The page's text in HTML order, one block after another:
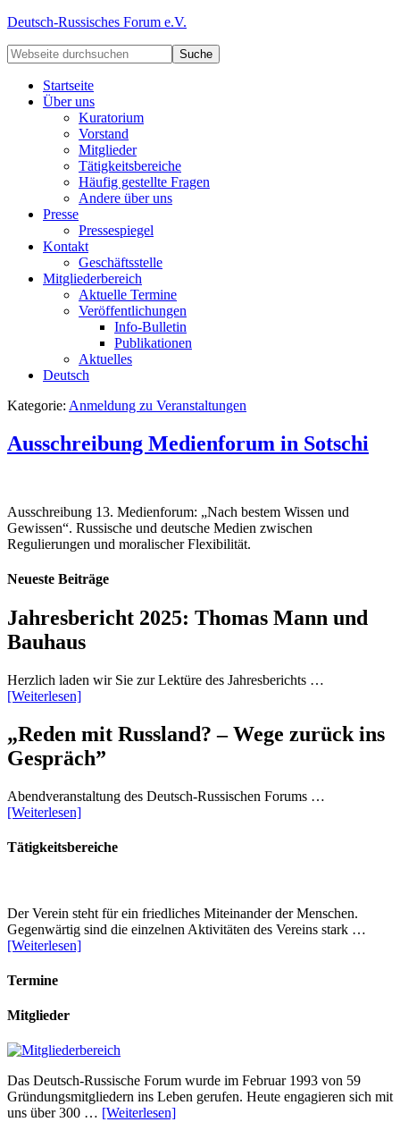
Deutsch-Russisches Forum e.V.
Startseite
Über uns
Kuratorium
Vorstand
Mitglieder
Tätigkeitsbereiche
Häufig gestellte Fragen
Andere über uns
Presse
Pressespiegel
Kontakt
Geschäftsstelle
Mitgliederbereich
Aktuelle Termine
Veröffentlichungen
Info-Bulletin
Publikationen
Aktuelles
Deutsch
Kategorie: Anmeldung zu Veranstaltungen
Ausschreibung Medienforum in Sotschi
Ausschreibung 13. Medienforum: „Nach bestem Wissen und
Gewissen“. Russische und deutsche Medien zwischen
Regulierungen und moralischer Flexibilität.
Neueste Beiträge
Jahresbericht 2025: Thomas Mann und
Bauhaus
Herzlich laden wir Sie zur Lektüre des Jahresberichts …
[Weiterlesen]
„Reden mit Russland? – Wege zurück ins
Gespräch”
Abendveranstaltung des Deutsch-Russischen Forums …
[Weiterlesen]
Tätigkeitsbereiche
Der Verein steht für ein friedliches Miteinander der Menschen.
Gegenwärtig sind die einzelnen Aktivitäten des Vereins stark …
[Weiterlesen]
Termine
Mitglieder
Das Deutsch-Russische Forum wurde im Februar 1993 von 59
Gründungsmitgliedern ins Leben gerufen. Heute engagieren sich mit
uns über 300 … [Weiterlesen]